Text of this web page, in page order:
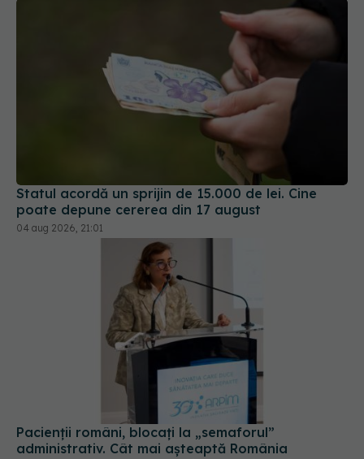
Statul acordă un sprijin de 15.000 de lei. Cine
poate depune cererea din 17 august
04 aug 2026, 21:01
Pacienții români, blocați la „semaforul”
administrativ. Cât mai așteaptă România